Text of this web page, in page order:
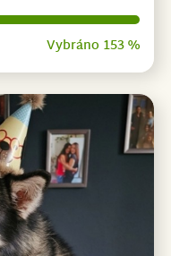
Vybráno 153 %